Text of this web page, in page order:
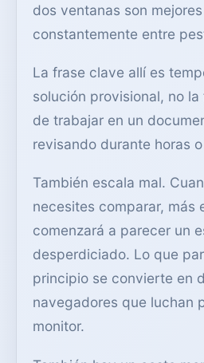
dos ventanas son
constantemente entre
La frase clave allí es
solución provisional, no
de trabajar en un
revisando durante horas
También escala mal.
necesites comparar, más
comenzará a parecer un
desperdiciado. Lo que
principio se convierte en
navegadores que luchan
monitor.